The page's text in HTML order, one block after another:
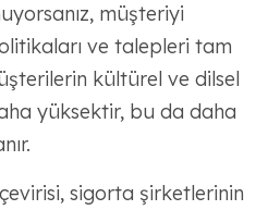
müşteriyi
ve talepleri tam
kültürel ve dilsel
yüksektir, bu da daha
sigorta şirketlerinin